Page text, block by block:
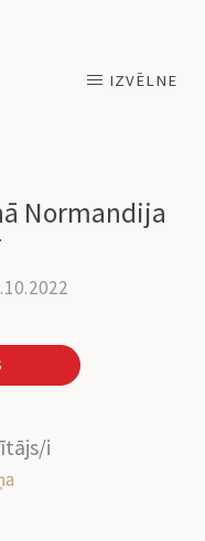
IZVĒLNE
Normandija
i